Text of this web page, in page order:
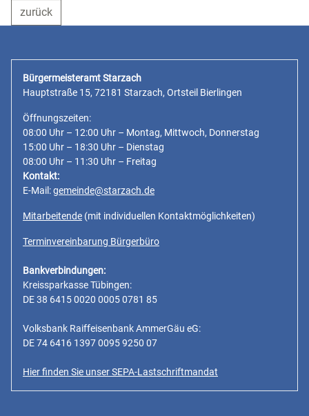
zurück
Bürgermeisteramt Starzach
Hauptstraße 15, 72181 Starzach, Ortsteil Bierlingen
Öffnungszeiten:
08:00 Uhr – 12:00 Uhr – Montag, Mittwoch, Donnerstag
15:00 Uhr – 18:30 Uhr – Dienstag
08:00 Uhr – 11:30 Uhr – Freitag
Kontakt:
E-Mail:gemeinde@starzach.de
Mitarbeitende (mit individuellen Kontaktmöglichkeiten)
Terminvereinbarung Bürgerbüro
Bankverbindungen:
Kreissparkasse Tübingen:
DE 38 6415 0020 0005 0781 85
Volksbank Raiffeisenbank AmmerGäu eG:
DE 74 6416 1397 0095 9250 07
Hier finden Sie unser SEPA-Lastschriftmandat